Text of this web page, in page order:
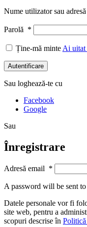
Nume utilizator sau
Parolă *
Ține-mă minteAi uitat
Autentificare
Sau loghează-te cu
Facebook
Google
Sau
Înregistrare
Adresă email *
A password will be sent
Datele personale vor fi
site web, pentru a
scopuri descrise în